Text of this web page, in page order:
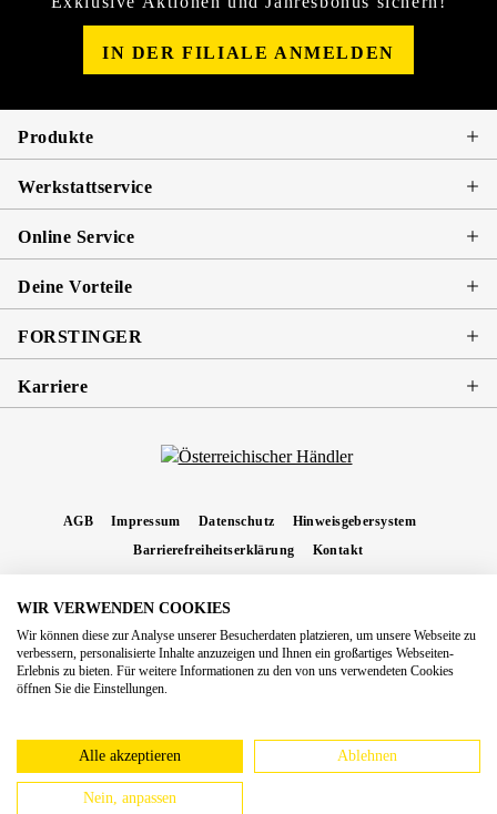
IN DER FILIALE ANMELDEN
Produkte
Werkstattservice
Online Service
Deine Vorteile
FORSTINGER
Karriere
AGB Impressum Datenschutz
Hinweisgebersystem
Barrierefreiheitserklärung
Kontakt
Nachnahmegebühren, wenn nicht anders angegeben.
Copyright 2026 Forstinger Österreich GmbH
Königstetter Straße 128 - 134/OG3, 3430 Tulln
europäschen Online-Streitbeilegungs-Plattform hinzuweisen: webgate.ec.europa.eu/odr
WIR VERWENDEN COOKIES
Wir können diese zur Analyse unserer Besucherdaten platzieren, um unsere Webseite zu
verbessern, personalisierte Inhalte anzuzeigen und Ihnen ein großartiges Webseiten-
Erlebnis zu bieten. Für weitere Informationen zu den von uns verwendeten Cookies
öffnen Sie die Einstellungen.
Alle akzeptieren Ablehnen
Nein, anpassen